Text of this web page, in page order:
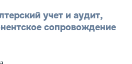
учет и аудит,
сопровождение